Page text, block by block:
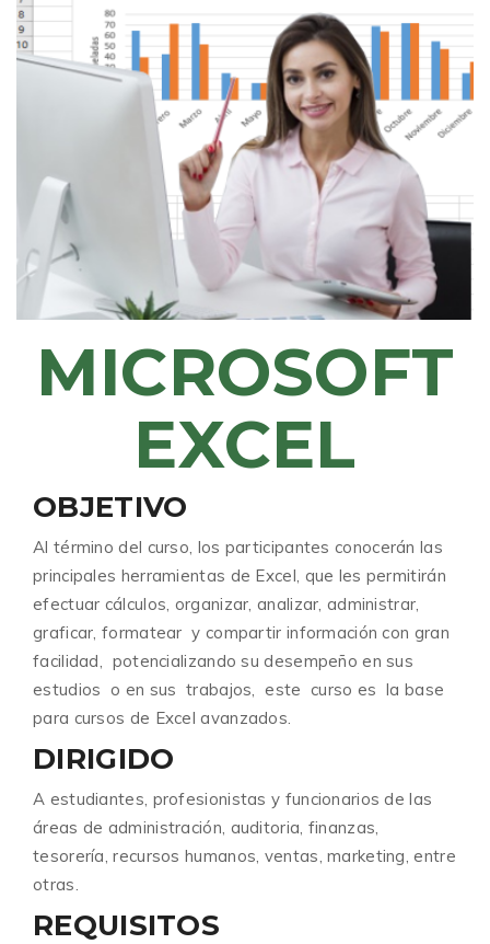
MICROSOFT
EXCEL
OBJETIVO
Al término del curso, los participantes conocerán las
principales herramientas de Excel, que les permitirán
efectuar cálculos, organizar, analizar, administrar,
graficar, formatear y compartir información con gran
facilidad, potencializando su desempeño en sus
estudios o en sus trabajos, este curso es la base
para cursos de Excel avanzados.
DIRIGIDO
A estudiantes, profesionistas y funcionarios de las
áreas de administración, auditoria, finanzas,
tesorería, recursos humanos, ventas, marketing, entre
otras.
REQUISITOS